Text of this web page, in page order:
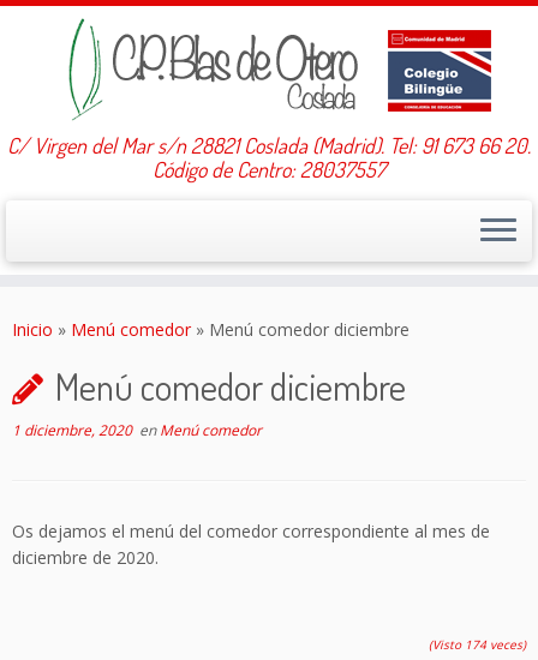
C/ Virgen del Mar s/n 28821 Coslada (Madrid). Tel: 91 673 66 20.
Código de Centro: 28037557
Inicio » Menú comedor » Menú comedor diciembre
Menú comedor diciembre
1 diciembre, 2020enMenú comedor
Os dejamos el menú del comedor correspondiente al mes de
diciembre de 2020.
(Visto 174 veces)